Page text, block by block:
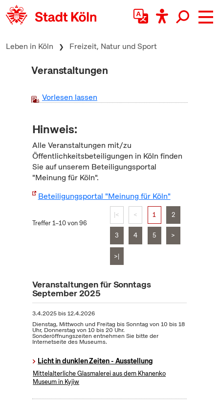
zum Inhalt springen
Leben in Köln Freizeit, Natur und Sport
Veranstaltungen
Vorlesen lassen
Hinweis:
Alle Veranstaltungen mit/zu
Öffentlichkeitsbeteiligungen in Köln finden
Sie auf unserem Beteiligungsportal
"Meinung für Köln".
Beteiligungsportal "Meinung für Köln"
Treffer 1–10 von 96
|< < 1 2
3 4 5 >
>|
Veranstaltungen für Sonntags
September 2025
3.4.2025bis12.4.2026
Dienstag, Mittwoch und Freitag bis Sonntag von 10 bis 18
Uhr, Donnerstag von 10 bis 20 Uhr.
Sonderöffnungszeiten entnehmen Sie bitte der
Internetseite des Museums.
Licht in dunklen Zeiten - Ausstellung
Mittelalterliche Glasmalerei aus dem Khanenko
Museum in Kyjiw